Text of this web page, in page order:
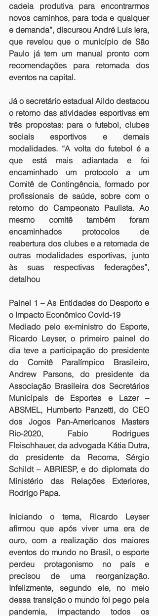
cadeia produtiva para encontrarmos
novos caminhos, para toda e qualquer
e demanda”, discursou André Luís Iera,
que revelou que o município de São
Paulo já tem um manual pronto com
recomendações para retomada dos
eventos na capital.
Já o secretário estadual Aildo destacou
o retorno das atividades esportivas em
três propostas: para o futebol, clubes
sociais esportivos e demais
modalidades. “A volta do futebol é a
que está mais adiantada e foi
encaminhado um protocolo a um
Comitê de Contingência, formado por
profissionais de saúde, sobre com o
retorno do Campeonato Paulista. Ao
mesmo comitê também foram
encaminhados protocolos de
reabertura dos clubes e a retomada de
outras modalidades esportivas, junto
às suas respectivas federações”,
detalhou
Painel 1 – As Entidades do Desporto e
o Impacto Econômico Covid-19
Mediado pelo ex-ministro do Esporte,
Ricardo Leyser, o primeiro painel do
dia teve a participação do presidente
do Comitê Paralímpico Brasileiro,
Andrew Parsons, do presidente da
Associação Brasileira dos Secretários
Municipais de Esportes e Lazer –
ABSMEL, Humberto Panzetti, do CEO
dos Jogos Pan-Americanos Masters
Rio-2020, Fabio Rodrigues
Fleischhauer, da advogada Kátia Dutra,
do presidente da Recoma, Sérgio
Schildt – ABRIESP, e do diplomata do
Ministério das Relações Exteriores,
Rodrigo Papa.
Iniciando o tema, Ricardo Leyser
afirmou que após viver uma era de
ouro, com a realização dos maiores
eventos do mundo no Brasil, o esporte
perdeu protagonismo no país e
precisou de uma reorganização.
Infelizmente, segundo ele, no meio
dessa transição o mundo foi pego pela
pandemia, impactando todos os